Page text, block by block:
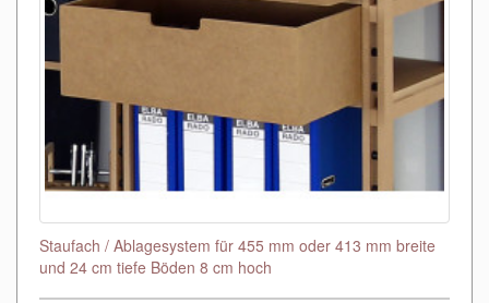
Staufach / Ablagesystem für 455 mm oder 413 mm breite
und 24 cm tiefe Böden 8 cm hoch